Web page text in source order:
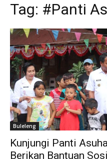
Tag: #Panti
Buleleng
Kunjungi Panti
Berikan Bantuan